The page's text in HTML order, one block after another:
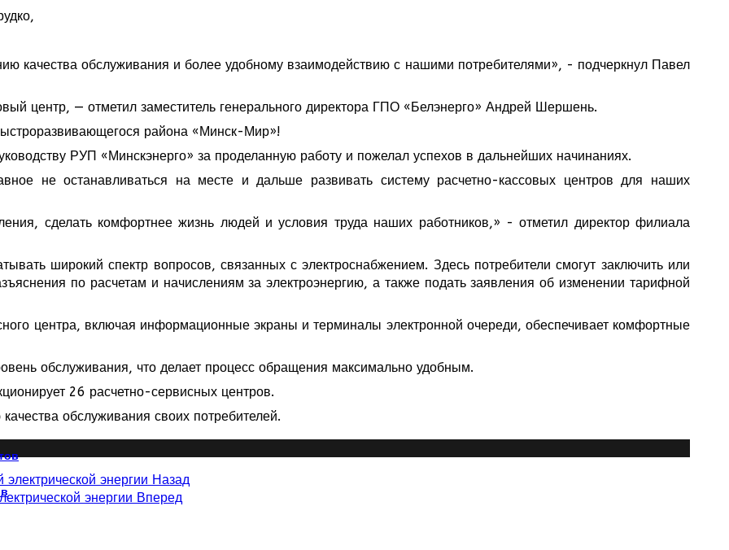
качества обслуживания и более удобному взаимодействию с нашими потребителями», - подчеркнул Павел
центр, — отметил заместитель генерального директора ГПО «Белэнерго» Андрей Шершень.
района «Минск-Мир»!
РУП «Минскэнерго» за проделанную работу и пожелал успехов в дальнейших начинаниях.
не останавливаться на месте и дальше развивать систему расчетно-кассовых центров для наших
сделать комфортнее жизнь людей и условия труда наших работников,» - отметил директор филиала
широкий спектр вопросов, связанных с электроснабжением. Здесь потребители смогут заключить или
по расчетам и начислениям за электроэнергию, а также подать заявления об изменении тарифной
центра, включая информационные экраны и терминалы электронной очереди, обеспечивает комфортные
обслуживания, что делает процесс обращения максимально удобным.
26 расчетно-сервисных центров.
обслуживания своих потребителей.
энергии Назад
энергии Вперед